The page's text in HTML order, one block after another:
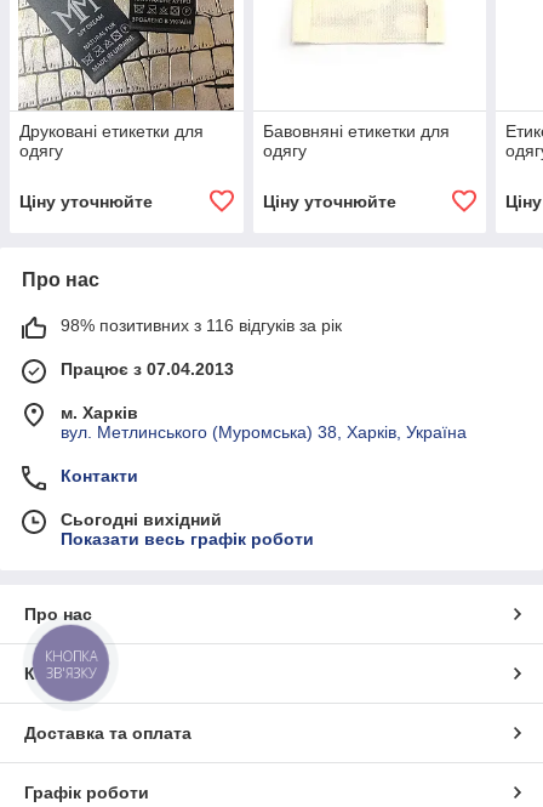
Друковані етикетки для
одягу
Ціну уточнюйте
Бавовняні етикетки для
одягу
Ціну уточнюйте
Про нас
98% позитивних з 116 відгуків за рік
Працює з 07.04.2013
м. Харків
вул. Метлинського (Муромська) 38, Харків, Україна
Контакти
Сьогодні вихідний
Показати весь графік роботи
Про нас
Контакти
Доставка та оплата
Графік роботи
КНОПКА
ЗВ'ЯЗКУ